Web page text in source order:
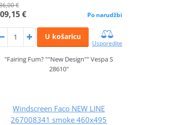
€
€ Po narudžbi
U košaricu
Usporedite
"Fairing Fum? ""New Design"" Vespa S
28610"
Windscreen Faco NEW LINE
267008341 smoke 460x495